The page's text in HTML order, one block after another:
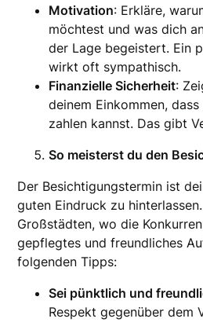
Motivation: Erkläre,
möchtest und was dich
der Lage begeistert. Ein
wirkt oft sympathisch.
Finanzielle Sicherheit:
deinem Einkommen,
zahlen kannst. Das gibt
So meisterst du den
Der Besichtigungstermin ist
guten Eindruck zu
Großstädten, wo die
gepflegtes und freundliches
folgenden Tipps:
Sei pünktlich und
Respekt gegenüber dem